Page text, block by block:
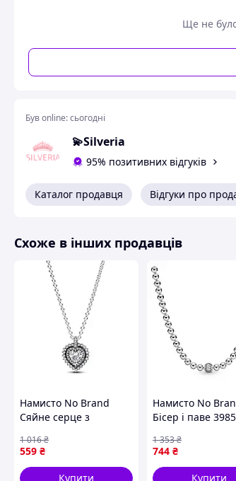
Ще не
Був online:сьогодні
💫Silveria
95% позитивних відгуків
Каталог продавця Відгуки про
Схоже в інших продавців
Намисто No Brand
Сяйне серце з
см (2556806943) D13-
2026
559 ₴
1 016₴
Купити
Намисто No
Бісер і паве
744 ₴
1 353₴
Купити